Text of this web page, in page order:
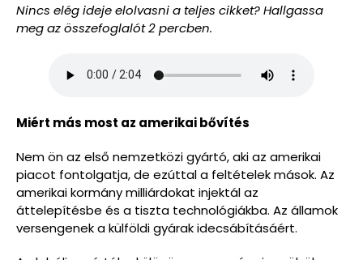
Nincs elég ideje elolvasni a teljes cikket? Hallgassa
meg az összefoglalót 2 percben.
Miért más most az amerikai bővítés
Nem ön az első nemzetközi gyártó, aki az amerikai
piacot fontolgatja, de ezúttal a feltételek mások. Az
amerikai kormány milliárdokat injektál az
áttelepítésbe és a tiszta technológiákba. Az államok
versengenek a külföldi gyárak idecsábításáért.